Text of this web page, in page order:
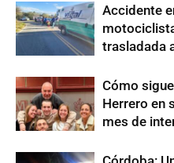
Accidente
trasladada
Cómo
Herrero en
mes de